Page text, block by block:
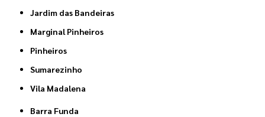
Jardim das Bandeiras
Marginal Pinheiros
Pinheiros
Sumarezinho
Vila Madalena
Barra Funda